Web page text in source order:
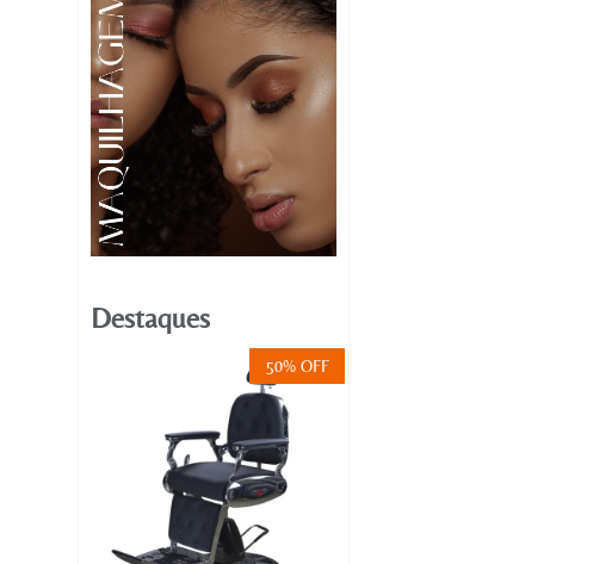
Destaques
50% OFF